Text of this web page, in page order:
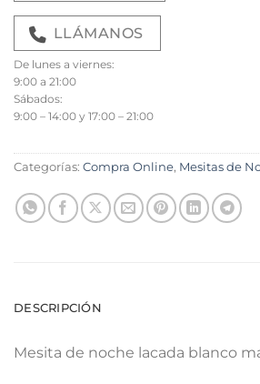
LLÁMANOS
De lunes a viernes:
9:00 a 21:00
Sábados:
9:00 – 14:00 y 17:00 – 21:00
Categorías: Compra Online, Mesitas de
DESCRIPCIÓN
Mesita de noche lacada blanco